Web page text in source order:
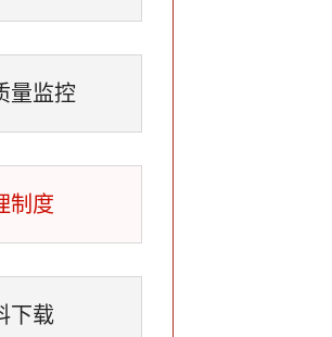
量监控
制度
下载